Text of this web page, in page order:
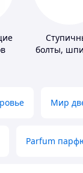
болты,
Мир
Parfum